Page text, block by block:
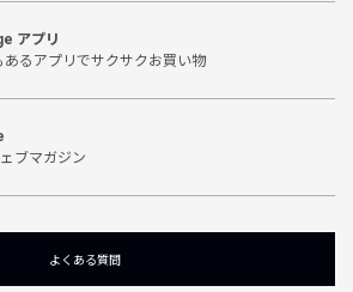
アプリ
あるアプリでサクサクお買い物
ブマガジン
よくある質問